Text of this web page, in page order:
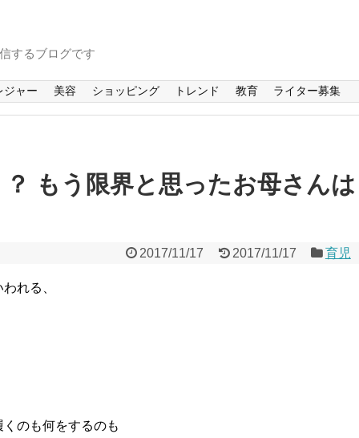
するブログです
ジャー 美容 ショッピング トレンド 教育 ライター募集
もう限界と思ったお母さんは
2017/11/17 2017/11/17 育児
れる、
のも何をするのも